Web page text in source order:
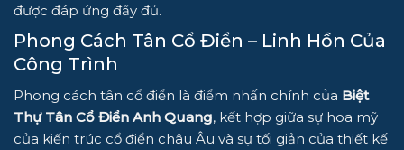
được đáp ứng đầy đủ.
Phong Cách Tân Cổ Điển – Linh Hồn Của
Công Trình
Phong cách tân cổ điển là điểm nhấn chính của Biệt
Thự Tân Cổ Điển Anh Quang, kết hợp giữa sự hoa mỹ
của kiến trúc cổ điển châu Âu và sự tối giản của thiết kế